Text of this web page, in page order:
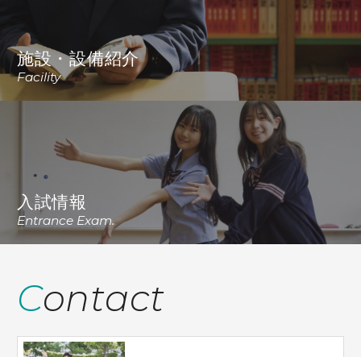
施設・設備紹介
Facility
入試情報
Entrance Exam.
Contact